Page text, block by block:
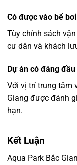
Có được vào bể
Tùy chính sách
cư dân và khách
Dự án có đáng
Với vị trí trung tâm
Giang được đánh
hạn.
Kết Luận
Aqua Park Bắc